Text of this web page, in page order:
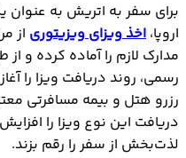
برای سفر به اتریش به
اروپا، اخذ ویزای ویزیتوری از
مدارک لازم را آماده کرده و
رسمی، روند دریافت ویزا را
رزرو هتل و بیمه مسافرتی
دریافت این نوع ویزا را
لذت‌بخش از سفر را رقم بزند.